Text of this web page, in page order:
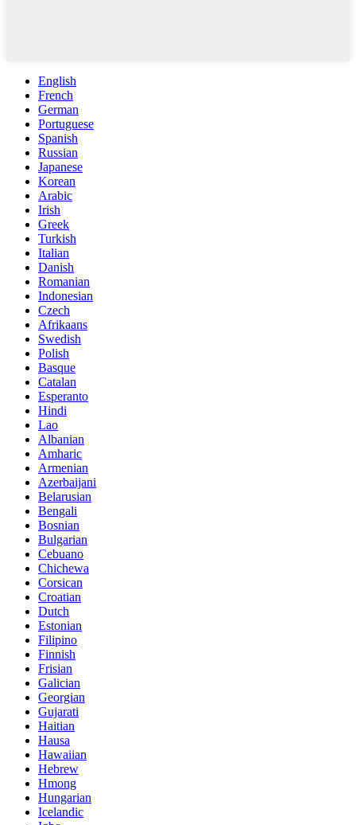
English
French
German
Portuguese
Spanish
Russian
Japanese
Korean
Arabic
Irish
Greek
Turkish
Italian
Danish
Romanian
Indonesian
Czech
Afrikaans
Swedish
Polish
Basque
Catalan
Esperanto
Hindi
Lao
Albanian
Amharic
Armenian
Azerbaijani
Belarusian
Bengali
Bosnian
Bulgarian
Cebuano
Chichewa
Corsican
Croatian
Dutch
Estonian
Filipino
Finnish
Frisian
Galician
Georgian
Gujarati
Haitian
Hausa
Hawaiian
Hebrew
Hmong
Hungarian
Icelandic